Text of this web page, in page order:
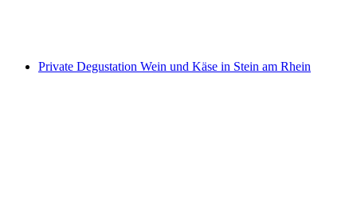
Private Degustation Wein und Käse in Stein am Rhein